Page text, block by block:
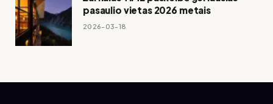
pasaulio vietas 2026 metais
2026-03-18